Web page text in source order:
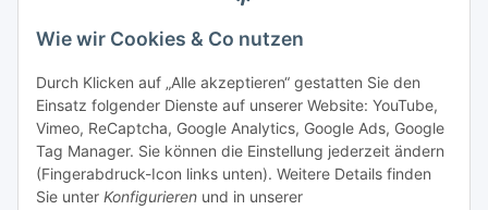
Wie wir Cookies & Co nutzen
Durch Klicken auf „Alle akzeptieren“ gestatten Sie den
Einsatz folgender Dienste auf unserer Website: YouTube,
Vimeo, ReCaptcha, Google Analytics, Google Ads, Google
Tag Manager. Sie können die Einstellung jederzeit ändern
(Fingerabdruck-Icon links unten). Weitere Details finden
Sie unter Konfigurieren und in unserer